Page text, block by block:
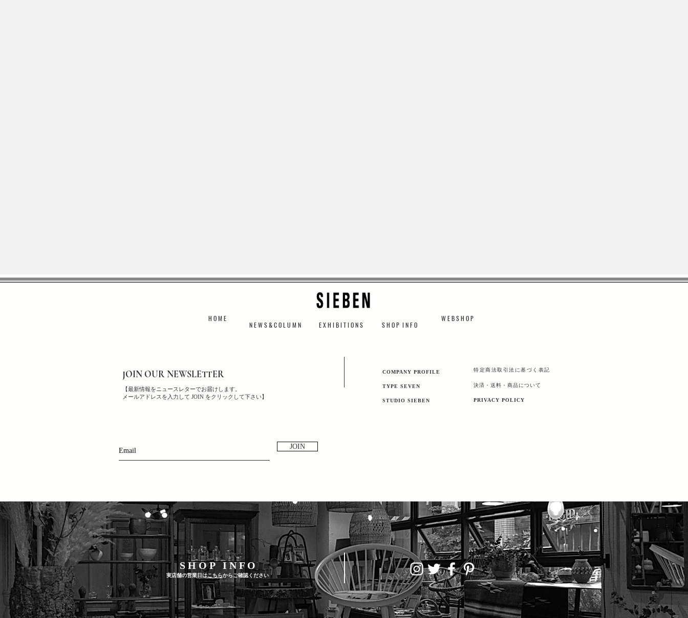
H O M E
N E W S & C O L U M N ​E X H I B I T I O N S S H O P I N F O
W E B S H O P
JOIN OUR NEWSLETTER
【最新情報をニュースレターでお届けします。
メールアドレスを入力して JOIN をクリックして下さい】
JOIN
​COMPANY PROFILE
TYPE SEVEN
​STUDIO SIEBEN
特定商法取引法に基づく表記
決済・送料・商品について
PRIVACY POLICY
​S H O P I N F O
実店舗の営業日はこちらからご確認ください